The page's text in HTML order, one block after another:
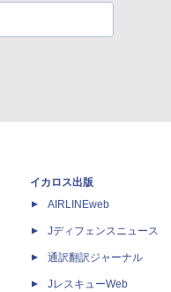
イカロス出版
AIRLINEweb
Jディフェンスニュース
通訳翻訳ジャーナル
JレスキューWeb